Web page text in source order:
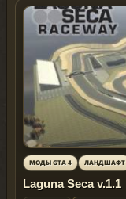
МОДЫ GTA 4 ЛАНДШАФТ
Laguna Seca v.1.1